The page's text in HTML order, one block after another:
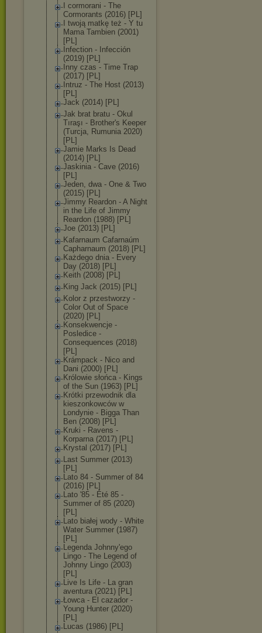
I cormorani - The
Cormorants (2016) [PL]
I twoją matkę też - Y tu
Mama Tambien (2001)
[PL]
Infection - Infección
(2019) [PL]
Inny czas - Time Trap
(2017) [PL]
Intruz - The Host (2013)
[PL]
Jack (2014) [PL]
Jak brat bratu - Okul
Tıraşı - Brother's Keeper
(Turcja, Rumunia 2020)
[PL]
Jamie Marks Is Dead
(2014) [PL]
Jaskinia - Cave (2016)
[PL]
Jeden, dwa - One & Two
(2015) [PL]
Jimmy Reardon - A Night
in the Life of Jimmy
Reardon (1988) [PL]
Joe (2013) [PL]
Kafarnaum Cafarnaúm
Capharnaum (2018) [PL]
Każdego dnia - Every
Day (2018) [PL]
Keith (2008) [PL]
King Jack (2015) [PL]
Kolor z przestworzy -
Color Out of Space
(2020) [PL]
Konsekwencje -
Posledice -
Consequences (2018)
[PL]
Krámpack - Nico and
Dani (2000) [PL]
Królowie słońca - Kings
of the Sun (1963) [PL]
Krótki przewodnik dla
kieszonkowców w
Londynie - Bigga Than
Ben (2008) [PL]
Kruki - Ravens -
Korparna (2017) [PL]
Krystal (2017) [PL]
Last Summer (2013)
[PL]
Lato 84 - Summer of 84
(2016) [PL]
Lato '85 - Été 85 -
Summer of 85 (2020)
[PL]
Lato białej wody - White
Water Summer (1987)
[PL]
Legenda Johnny'ego
Lingo - The Legend of
Johnny Lingo (2003)
[PL]
Live Is Life - La gran
aventura (2021) [PL]
Łowca - El cazador -
Young Hunter (2020)
[PL]
Lucas (1986) [PL]